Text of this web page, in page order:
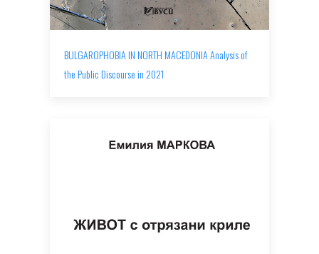
BULGAROPHOBIA IN NORTH MACEDONIA Analysis of
the Public Discourse in 2021